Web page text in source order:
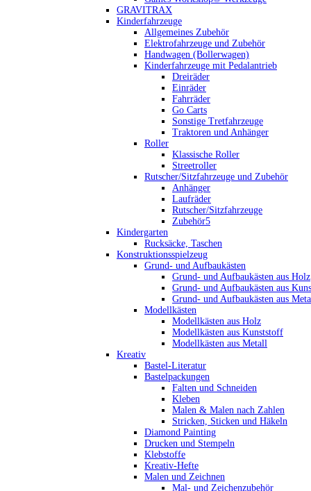
GRAVITRAX
Kinderfahrzeuge
Allgemeines Zubehör
Elektrofahrzeuge und Zubehör
Handwagen (Bollerwagen)
Kinderfahrzeuge mit Pedalantrieb
Dreiräder
Einräder
Fahrräder
Go Carts
Sonstige Tretfahrzeuge
Traktoren und Anhänger
Roller
Klassische Roller
Streetroller
Rutscher/Sitzfahrzeuge und Zubehör
Anhänger
Laufräder
Rutscher/Sitzfahrzeuge
Zubehör5
Kindergarten
Rucksäcke, Taschen
Konstruktionsspielzeug
Grund- und Aufbaukästen
Grund- und Aufbaukästen aus Holz
Grund- und Aufbaukästen aus
Grund- und Aufbaukästen aus
Modellkästen
Modellkästen aus Holz
Modellkästen aus Kunststoff
Modellkästen aus Metall
Kreativ
Bastel-Literatur
Bastelpackungen
Falten und Schneiden
Kleben
Malen & Malen nach Zahlen
Stricken, Sticken und Häkeln
Diamond Painting
Drucken und Stempeln
Klebstoffe
Kreativ-Hefte
Malen und Zeichnen
Mal- und Zeichenzubehör